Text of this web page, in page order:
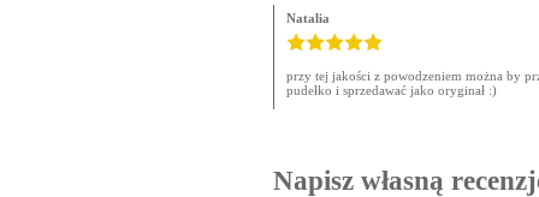
Natalia
przy tej jakości z powodzeniem można by
pudełko i sprzedawać jako oryginał :)
Napisz własną